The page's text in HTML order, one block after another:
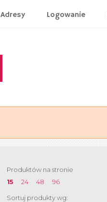
Adresy Logowanie
Produktów na stronie
15
24 48 96
Sortuj produkty wg: